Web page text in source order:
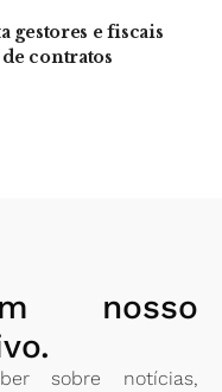
gestores e fiscais
contratos
nosso
sobre notícias,